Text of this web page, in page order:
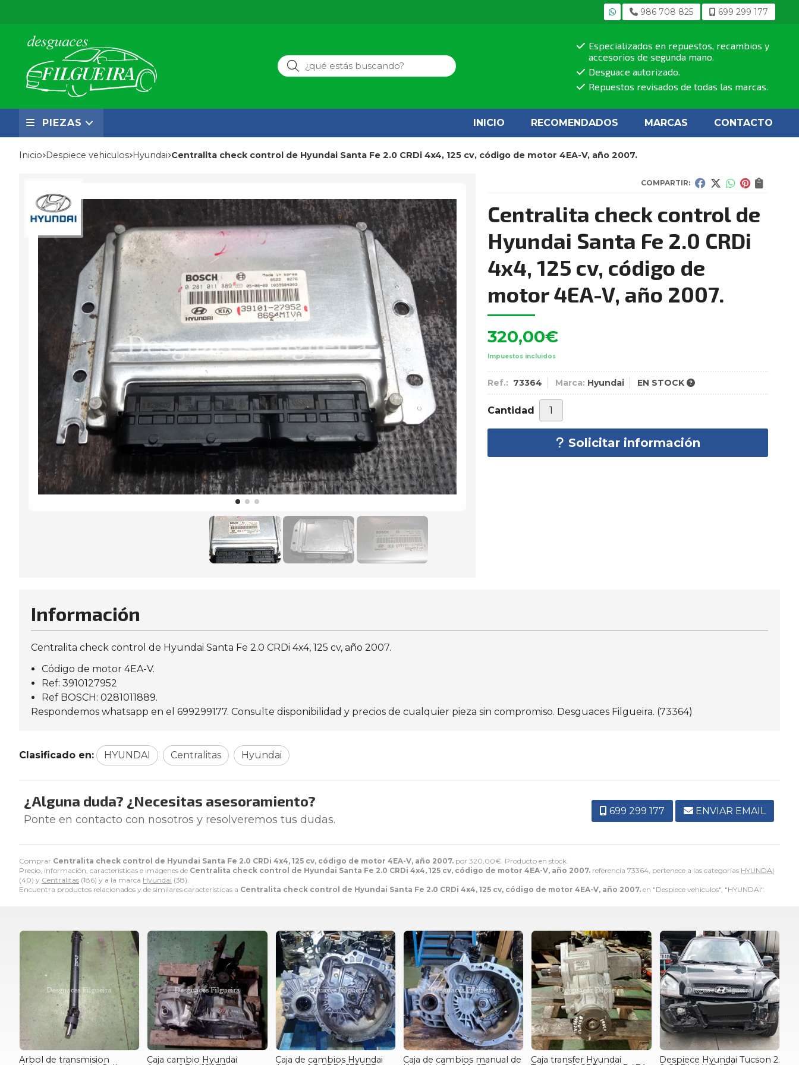
986 708 825 699 299 177
Buscar
Especializados en repuestos, recambios y
accesorios de segunda mano.
Desguace autorizado.
Repuestos revisados de todas las marcas.
PIEZAS INICIO RECOMENDADOS MARCAS CONTACTO
Inicio despiece vehiculos hyundai Centralita check control de Hyundai Santa Fe 2.0 CRDi 4x4, 125 cv, código de motor 4EA-V, año 2007.
COMPARTIR:
Centralita check control de
Hyundai Santa Fe 2.0 CRDi
4x4, 125 cv, código de
motor 4EA-V, año 2007.
320,00€
Impuestos incluidos
Ref.: 73364 Marca: Hyundai EN STOCK
Cantidad
Solicitar información
Comprar Centralita check control de Hyundai Santa Fe 2.0 CRDi 4x4, 125 cv, código de motor 4EA-V, año 2007. por 320,00€ . Producto en stock.
Precio, información, características e imágenes de Centralita check control de Hyundai Santa Fe 2.0 CRDi 4x4, 125 cv, código de motor 4EA-V, año 2007. referencia 73364, pertenece a las categorías HYUNDAI
(40) y Centralitas (186) y a la marca Hyundai (38).
Encuentra productos relacionados y de similares características a Centralita check control de Hyundai Santa Fe 2.0 CRDi 4x4, 125 cv, código de motor 4EA-V, año 2007. en "Despiece vehiculos", "HYUNDAI".
Información
Centralita check control de Hyundai Santa Fe 2.0 CRDi 4x4, 125 cv, año 2007.
Código de motor 4EA-V.
Ref: 3910127952
Ref BOSCH: 0281011889.
Respondemos whatsapp en el 699299177. Consulte disponibilidad y precios de cualquier pieza sin compromiso. Desguaces Filgueira. (73364)
Clasificado en: HYUNDAI Centralitas Hyundai
¿Alguna duda? ¿Necesitas asesoramiento?
Ponte en contacto con nosotros y resolveremos tus dudas.
699 299 177 ENVIAR EMAIL
Arbol de transmision Caja cambio Hyundai Caja de cambios Hyundai Caja de cambios manual de Caja transfer Hyundai Despiece Hyundai Tucson 2.